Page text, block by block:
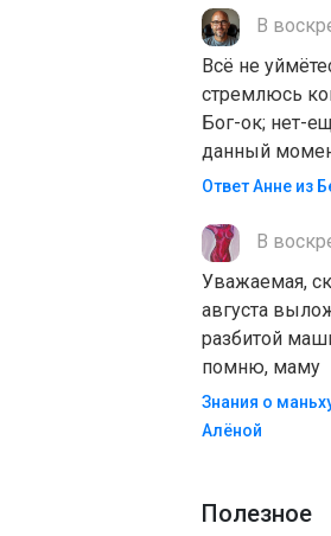
В
Всё не
стремлюсь
Бог-ок; нет-
данный
Ответ Анне из
В
Уважаемая,
августа
разбитой
помню, маму
Знания о
Алëной
Полезноe